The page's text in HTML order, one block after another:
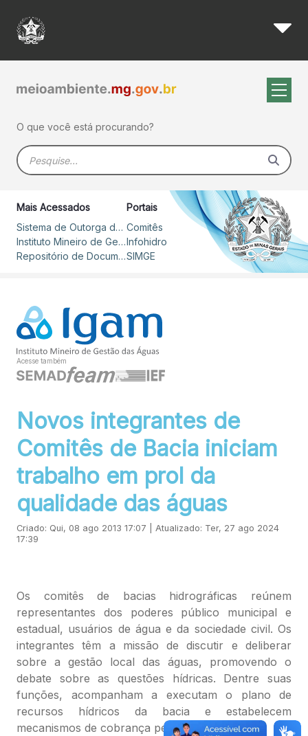
Pular para o Conteúdo principal
Novos integrantes de
O que você está procurando?
Barra de busca
Mais Acessados
Sistema de Outorga de Direito de Uso de Recursos Hídricos – SOUT
Instituto Mineiro de Gestão das Águas
Repositório de Documentos
Portais
Comitês
Infohidro
SIMGE
Acesse também
Novos integrantes de
Comitês de Bacia iniciam
trabalho em prol da
qualidade das águas
Criado: Qui, 08 ago 2013 17:07 | Atualizado: Ter, 27 ago 2024
17:39
Os comitês de bacias hidrográficas reúnem
representantes dos poderes público municipal e
estadual, usuários de água e da sociedade civil. Os
integrantes têm a missão de discutir e deliberar
sobre a gestão local das águas, promovendo o
debate sobre as questões hídricas. Dentre suas
funções, acompanham a executam o plano de
recursos hídricos da bacia e estabelecem
mecanismos de cobrança pelo uso da água.